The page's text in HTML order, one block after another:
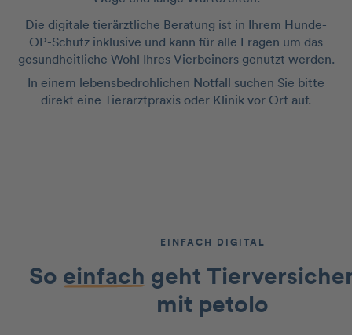
Die digitale tierärztliche Beratung ist in Ihrem Hunde-
OP-Schutz inklusive und kann für alle Fragen um das
gesundheitliche Wohl Ihres Vierbeiners genutzt werden.
In einem lebensbedrohlichen Notfall suchen Sie bitte
direkt eine Tierarztpraxis oder Klinik vor Ort auf.
EINFACH DIGITAL
So einfach geht
mit petolo